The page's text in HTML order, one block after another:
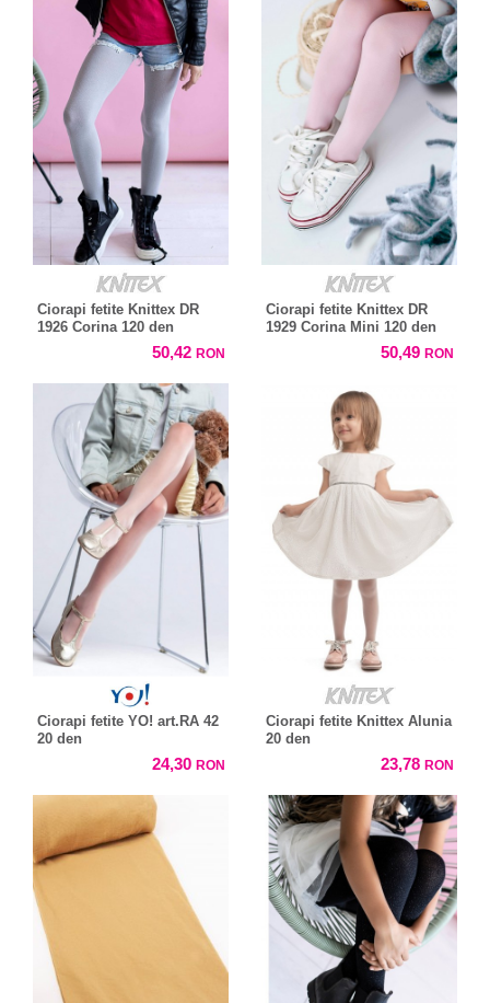
Ciorapi fetite Knittex DR
1926 Corina 120 den
50,42 RON
Ciorapi fetite Knittex DR
1929 Corina Mini 120 den
50,49 RON
Ciorapi fetite YO! art.RA 42
20 den
24,30 RON
Ciorapi fetite Knittex Alunia
20 den
23,78 RON